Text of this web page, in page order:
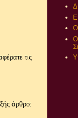
τις
άρθρο: